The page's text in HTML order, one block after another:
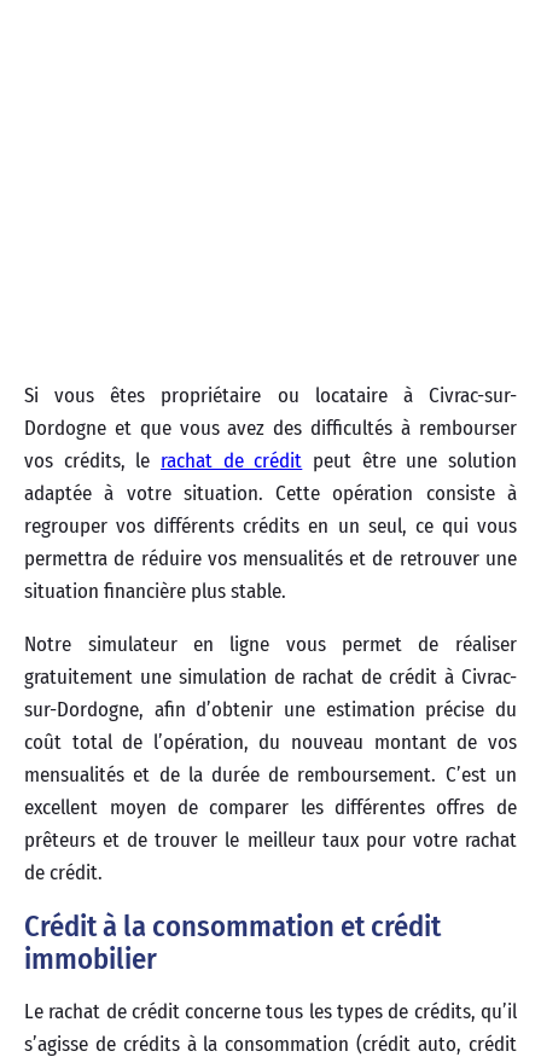
Si vous êtes propriétaire ou locataire à Civrac-sur-
Dordogne et que vous avez des difficultés à rembourser
vos crédits, le rachat de crédit peut être une solution
adaptée à votre situation. Cette opération consiste à
regrouper vos différents crédits en un seul, ce qui vous
permettra de réduire vos mensualités et de retrouver une
situation financière plus stable.
Notre simulateur en ligne vous permet de réaliser
gratuitement une simulation de rachat de crédit à Civrac-
sur-Dordogne, afin d’obtenir une estimation précise du
coût total de l’opération, du nouveau montant de vos
mensualités et de la durée de remboursement. C’est un
excellent moyen de comparer les différentes offres de
prêteurs et de trouver le meilleur taux pour votre rachat
de crédit.
Crédit à la consommation et crédit
immobilier
Le rachat de crédit concerne tous les types de crédits, qu’il
s’agisse de crédits à la consommation (crédit auto, crédit